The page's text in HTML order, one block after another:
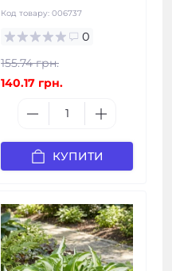
Код товару: 006737
0
155.74 грн.
140.17 грн.
КУПИТИ